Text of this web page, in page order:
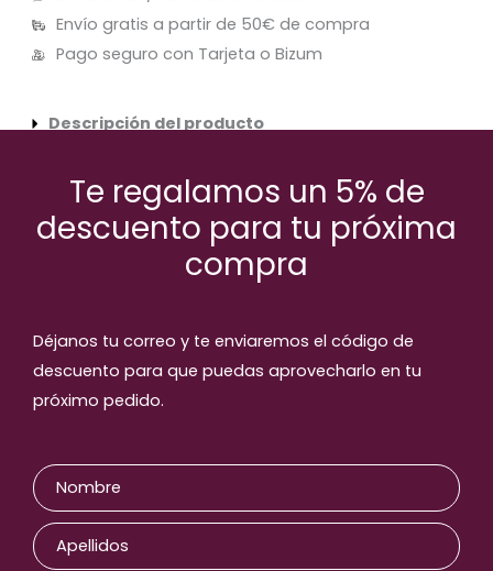
Envío gratis a partir de 50€ de compra
Pago seguro con Tarjeta o Bizum
Descripción del producto
Productos relaccionados
Te regalamos un 5% de
descuento para tu próxima
compra
Déjanos tu correo y te enviaremos el código de
descuento para que puedas aprovecharlo en tu
próximo pedido.